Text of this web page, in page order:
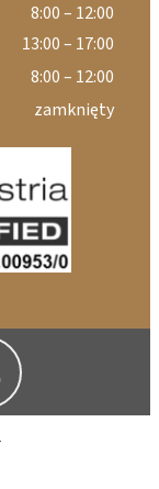
8:00 – 12:00
13:00 – 17:00
8:00 – 12:00
zamknięty